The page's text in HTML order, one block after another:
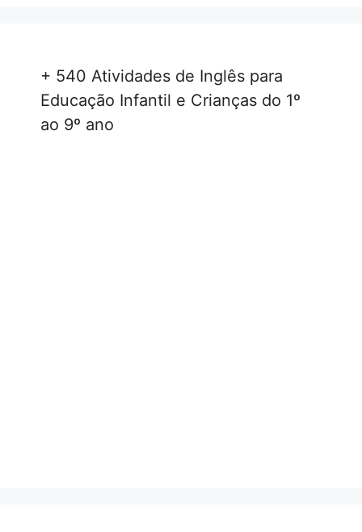
+ 540 Atividades de Inglês para
Educação Infantil e Crianças do 1º
ao 9º ano